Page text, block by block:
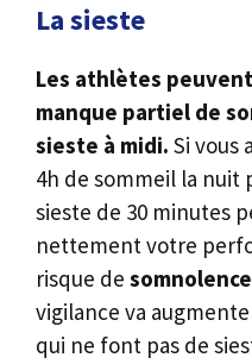
La sieste
Les athlètes
manque partiel de
sieste à midi. Si vous
4h de sommeil la
sieste de 30 minutes
nettement votre
risque de somnolence
vigilance va
qui ne font pas de